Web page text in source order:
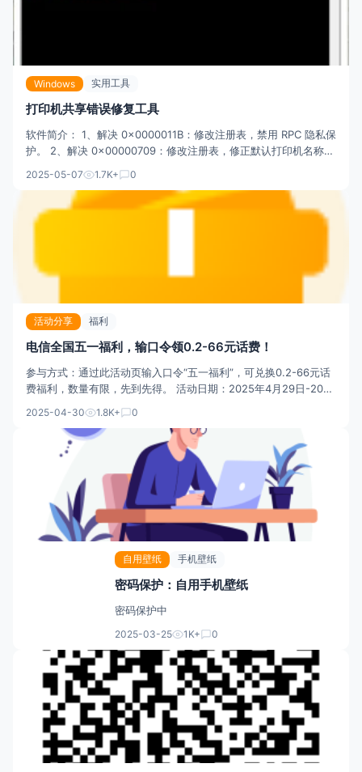
Windows 实用工具
打印机共享错误修复工具
软件简介： 1、解决 0x0000011B：修改注册表，禁用 RPC 隐私保
护。 2、解决 0x00000709：修改注册表，修正默认打印机名称。
则。 4、启用 Guest 账户：net user gues
2025-05-07 1.7K+ 0
活动分享 福利
电信全国五一福利，输口令领0.2-66元话费！
参与方式：通过此活动页输入口令“五一福利”，可兑换0.2-66元话
费福利，数量有限，先到先得。 活动日期：2025年4月29日-2025
2025-04-30 1.8K+ 0
自用壁纸 手机壁纸
密码保护：自用手机壁纸
密码保护中
2025-03-25 1K+ 0